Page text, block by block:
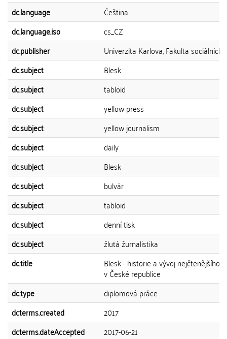
dc.language
Čeština
dc.language.iso
cs_CZ
dc.publisher
Univerzita Karlova, Fakulta sociálních
dc.subject
Blesk
dc.subject
tabloid
dc.subject
yellow press
dc.subject
yellow journalism
dc.subject
daily
dc.subject
Blesk
dc.subject
bulvár
dc.subject
tabloid
dc.subject
denní tisk
dc.subject
žlutá žurnalistika
dc.title
Blesk - historie a vývoj nejčtenějšího
v České republice
dc.type
diplomová práce
dcterms.created
2017
dcterms.dateAccepted
2017-06-21